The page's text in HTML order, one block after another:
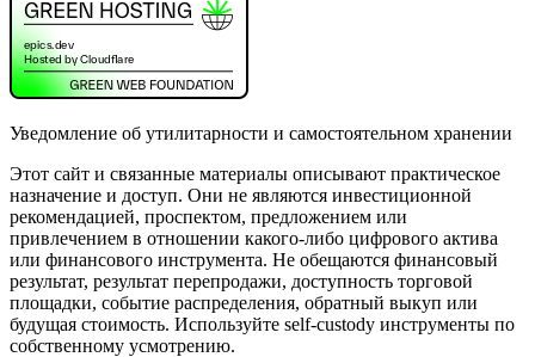
Уведомление об утилитарности и самостоятельном хранении
Этот сайт и связанные материалы описывают практическое
назначение и доступ. Они не являются инвестиционной
рекомендацией, проспектом, предложением или
привлечением в отношении какого-либо цифрового актива
или финансового инструмента. Не обещаются финансовый
результат, результат перепродажи, доступность торговой
площадки, событие распределения, обратный выкуп или
будущая стоимость. Используйте self-custody инструменты по
собственному усмотрению.